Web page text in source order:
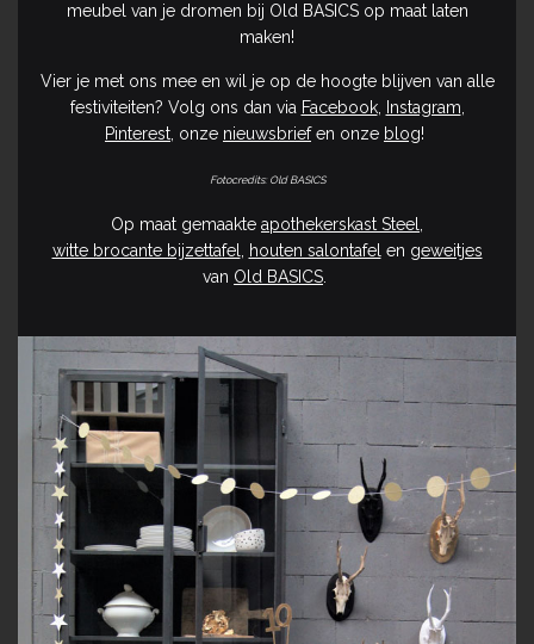
meubel van je dromen bij Old BASICS op maat laten
maken!
Vier je met ons mee en wil je op de hoogte blijven van alle
festiviteiten? Volg ons dan via Facebook, Instagram
Pinterest , onze nieuwsbriefen onze blog!
Fotocredits: Old BASICS
Op maat gemaakte apothekerskast Steel
witte brocante bijzettafel
houten salontafel en geweitjes
van Old BASICS